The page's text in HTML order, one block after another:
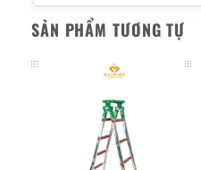
SẢN PHẨM TƯƠNG TỰ